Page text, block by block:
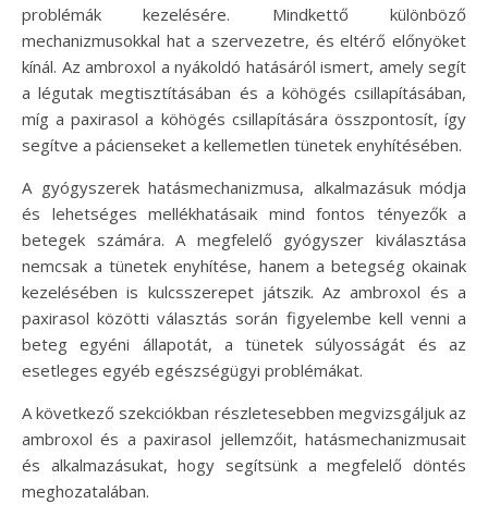
problémák kezelésére. Mindkettő különböző
mechanizmusokkal hat a szervezetre, és eltérő előnyöket
kínál. Az ambroxol a nyákoldó hatásáról ismert, amely segít
a légutak megtisztításában és a köhögés csillapításában,
míg a paxirasol a köhögés csillapítására összpontosít, így
segítve a pácienseket a kellemetlen tünetek enyhítésében.
A gyógyszerek hatásmechanizmusa, alkalmazásuk módja
és lehetséges mellékhatásaik mind fontos tényezők a
betegek számára. A megfelelő gyógyszer kiválasztása
nemcsak a tünetek enyhítése, hanem a betegség okainak
kezelésében is kulcsszerepet játszik. Az ambroxol és a
paxirasol közötti választás során figyelembe kell venni a
beteg egyéni állapotát, a tünetek súlyosságát és az
esetleges egyéb egészségügyi problémákat.
A következő szekciókban részletesebben megvizsgáljuk az
ambroxol és a paxirasol jellemzőit, hatásmechanizmusait
és alkalmazásukat, hogy segítsünk a megfelelő döntés
meghozatalában.